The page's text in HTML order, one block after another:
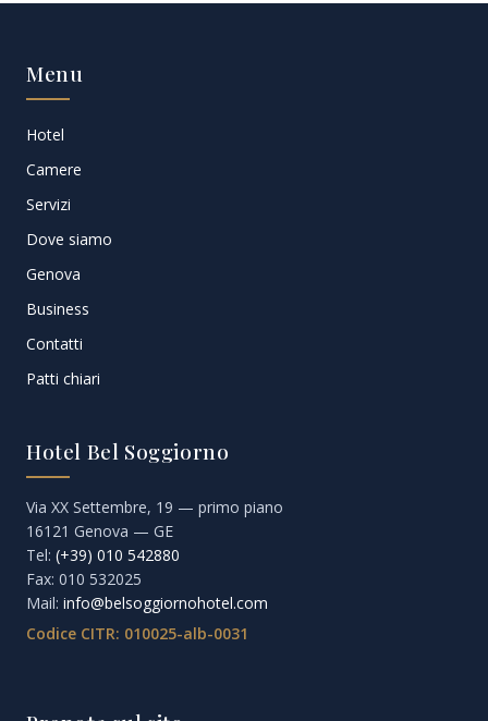
Menu
Hotel
Camere
Servizi
Dove siamo
Genova
Business
Contatti
Patti chiari
Hotel Bel Soggiorno
Via XX Settembre, 19 — primo piano
16121 Genova — GE
Tel: (+39) 010 542880
Fax: 010 532025
Mail: info@belsoggiornohotel.com
Codice CITR: 010025-alb-0031